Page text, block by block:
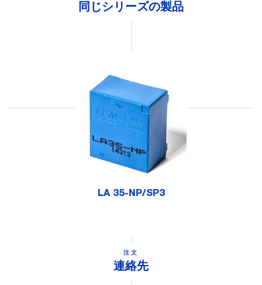
同じシリーズの製品
LA 35-NP/SP3
注文
連絡先